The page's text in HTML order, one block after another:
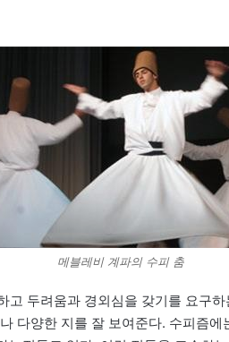
메블레비 계파의 수피 춤
고 두려움과 경외심을 갖기를 요구
다양한 지를 잘 보여준다. 수피즘